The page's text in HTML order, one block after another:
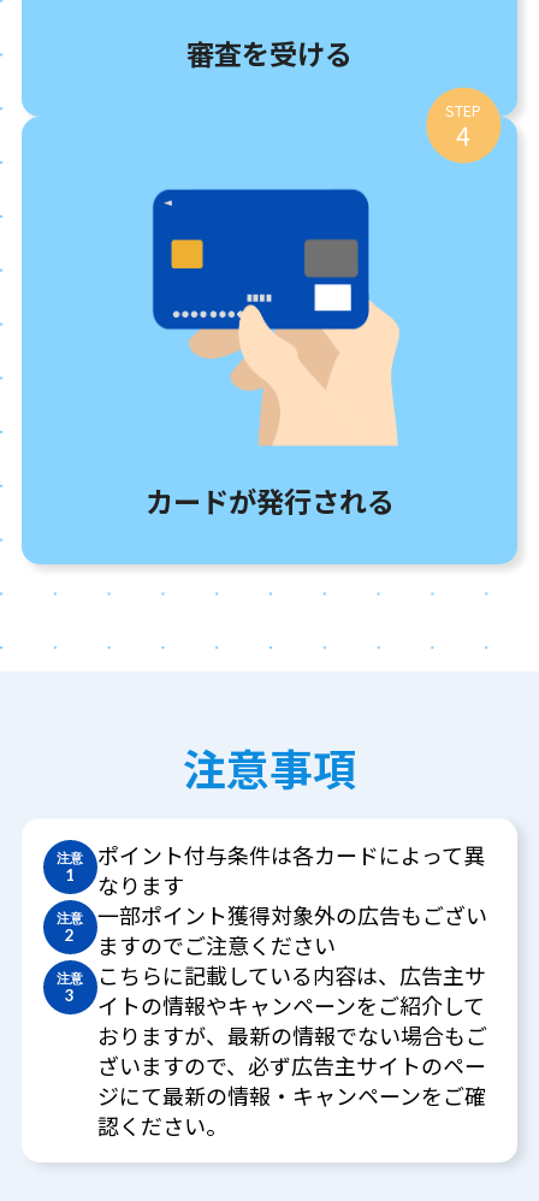
審査を受ける
STEP
4
カードが発行される
注意事項
注意
1
ポイント付与条件は各カードによって異
なります
注意
2
一部ポイント獲得対象外の広告もござい
ますのでご注意ください
注意
3
こちらに記載している内容は、広告主サ
イトの情報やキャンペーンをご紹介して
おりますが、最新の情報でない場合もご
ざいますので、必ず広告主サイトのペー
ジにて最新の情報・キャンペーンをご確
認ください。